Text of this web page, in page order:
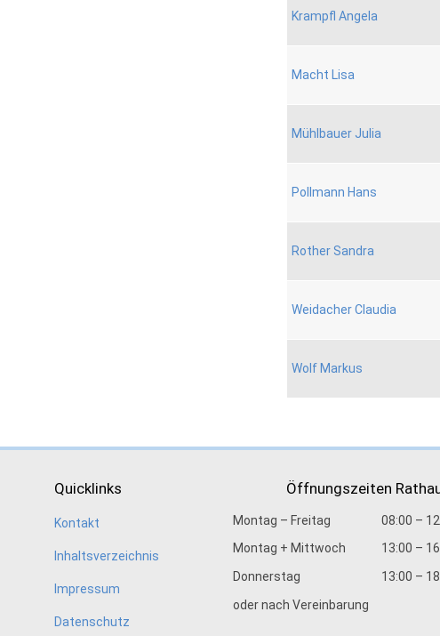
Krampfl Angela
Macht Lisa
Mühlbauer Julia
Pollmann Hans
Rother Sandra
Weidacher Claudia
Wolf Markus
Quicklinks
Kontakt
Inhaltsverzeichnis
Impressum
Datenschutz
Öffnungszeiten
Montag – Freitag
08:00 –
Montag + Mittwoch
13:00 –
Donnerstag
13:00 –
oder nach Vereinbarung